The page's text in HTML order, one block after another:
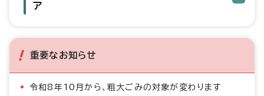
ア
重要なお知らせ
令和8年10月から、粗大ごみの対象が変わります